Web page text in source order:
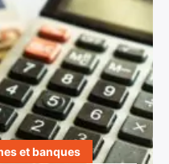
et banques